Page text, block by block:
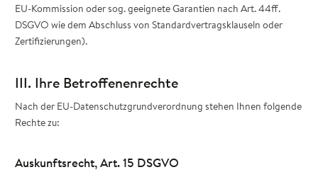
EU-Kommission oder sog. geeignete Garantien nach Art. 44ff.
DSGVO wie dem Abschluss von Standardvertragsklauseln oder
Zertifizierungen).
III. Ihre Betroffenenrechte
Nach der EU-Datenschutzgrundverordnung stehen Ihnen folgende
Rechte zu:
Auskunftsrecht, Art. 15 DSGVO